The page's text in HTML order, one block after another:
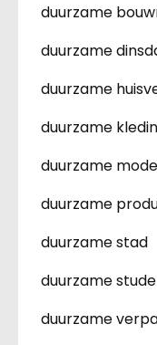
duurzame
duurzame
duurzame
duurzame
duurzame mode
duurzame
duurzame stad
duurzame
duurzame